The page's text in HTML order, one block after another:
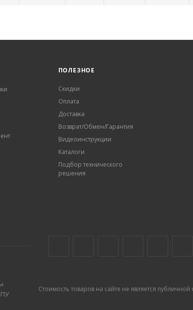
ПОЛЕЗНОЕ
Скидки
Оплата
Доставка
Возврат/Обмен/Гарантия
Видеоинструкции
Каталоги
Подбор технического
решения
Стоимость товаров на сайте не является публичной